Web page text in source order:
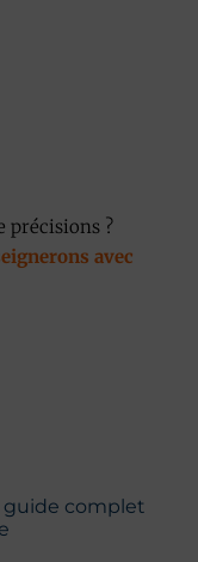
précisions ?
avec
guide complet